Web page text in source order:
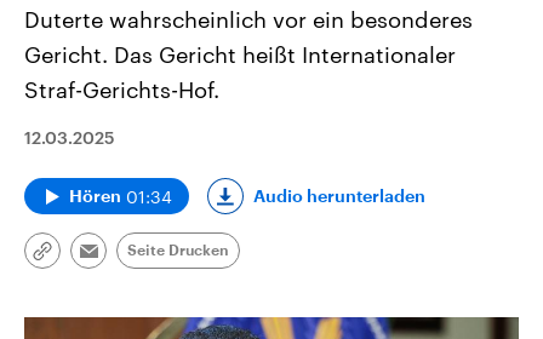
Duterte wahrscheinlich vor ein besonderes
Gericht. Das Gericht heißt Internationaler
Straf-Gerichts-Hof.
12.03.2025
Hören 01:34 Audio herunterladen
Link
Email
Seite Drucken